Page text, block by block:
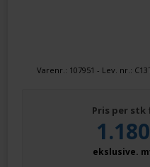
Varenr.: 107951 - Lev. nr.:
Pris per stk
ekslusive.